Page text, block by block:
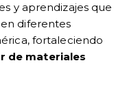
y aprendizajes que
diferentes
fortaleciendo
de materiales